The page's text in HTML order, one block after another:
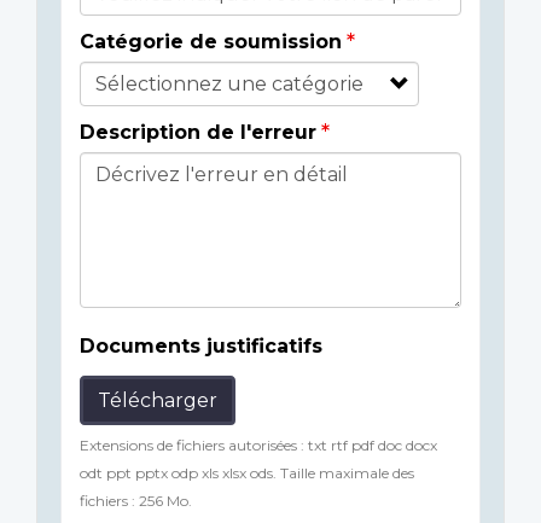
Catégorie de soumission
Description de l'erreur
Documents justificatifs
Télécharger
Extensions de fichiers autorisées : txt rtf pdf doc docx
odt ppt pptx odp xls xlsx ods. Taille maximale des
fichiers : 256 Mo.